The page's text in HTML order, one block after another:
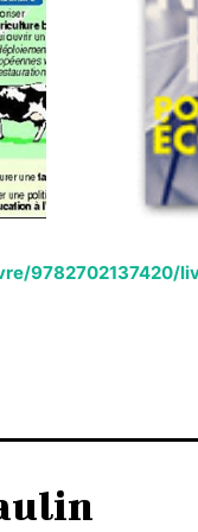
9782702137420/